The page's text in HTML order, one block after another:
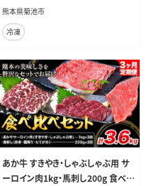
県産 送料無料 ---069-2056---
熊本県菊池市
冷凍
あか牛 すきやき・しゃぶしゃぶ用 サ
ーロイン肉1kg・馬刺し200g 食べ比